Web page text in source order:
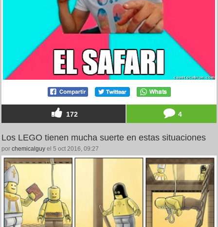
172 4
Los LEGO tienen mucha suerte en estas situaciones
por chemicalguy el 5 oct 2016, 09:27